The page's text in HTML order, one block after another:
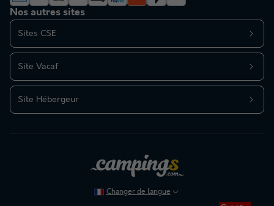
Nos autres sites
Sites CSE
Site Vacaf
Site Hébergeur
Changer de langue